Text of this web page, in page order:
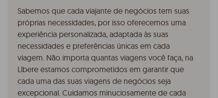
Sabemos que cada viajante de negócios tem suas
próprias necessidades, por isso oferecemos uma
experiência personalizada, adaptada às suas
necessidades e preferências únicas em cada
viagem. Não importa quantas viagens você faça, na
Líbere estamos comprometidos em garantir que
cada uma das suas viagens de negócios seja
excepcional. Cuidamos minuciosamente de cada